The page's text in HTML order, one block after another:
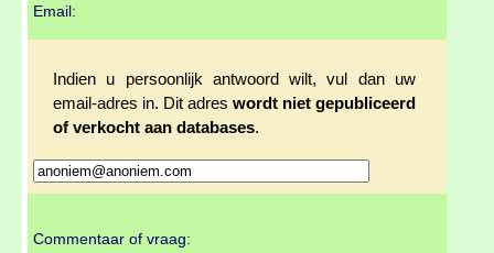
Email:
Indien u persoonlijk antwoord wilt, vul dan uw
email-adres in. Dit adres wordt niet gepubliceerd
of verkocht aan databases.
Commentaar of vraag: